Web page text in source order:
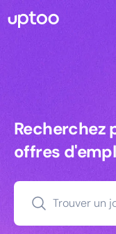
Recherchez
Recherchez
offres
Trouver un